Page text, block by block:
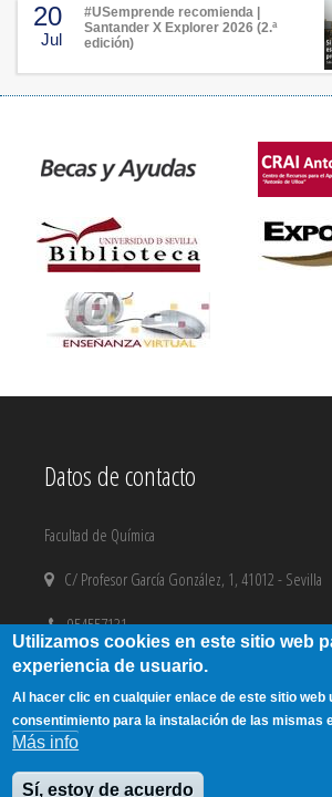
20
Jul
#USemprende recomienda |
Santander X Explorer 2026 (2.ª
edición)
Datos de contacto
Facultad de Química
C/ Profesor García González, 1, 41012 - Sevilla
954557131
email@us.es
Utilizamos cookies en este sitio web
experiencia de usuario.
Al hacer clic en cualquier enlace de este sitio web
consentimiento para la instalación de las mismas
Más info
Sí, estoy de acuerdo